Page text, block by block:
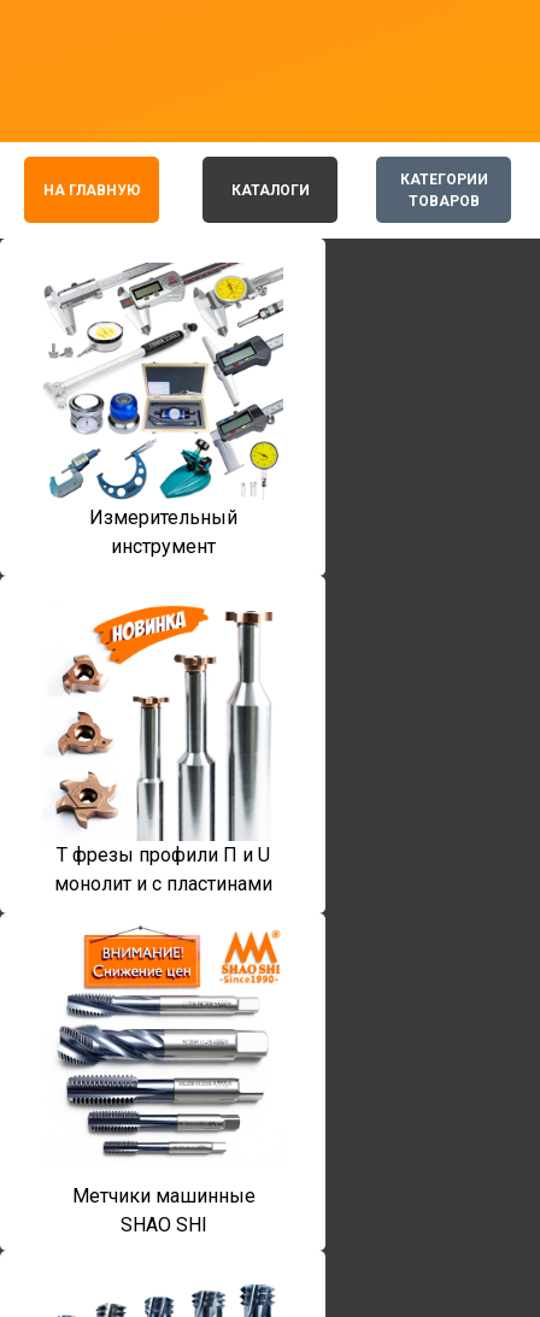
КАТЕГОРИИ
ТОВАРОВ
НА ГЛАВНУЮ КАТАЛОГИ
Измерительный
инструмент
T фрезы профили П и U
монолит и с пластинами
Метчики машинные
SHAO SHI